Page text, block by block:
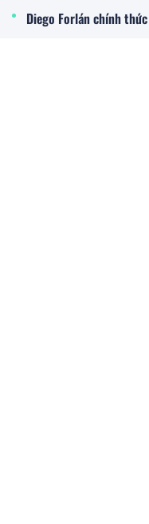
Diego Forlán chính